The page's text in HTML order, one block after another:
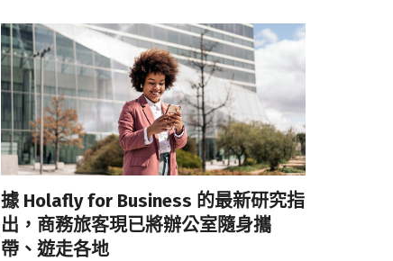
據 Holafly for Business 的最新研究指
出，商務旅客現已將辦公室隨身攜
帶、遊走各地